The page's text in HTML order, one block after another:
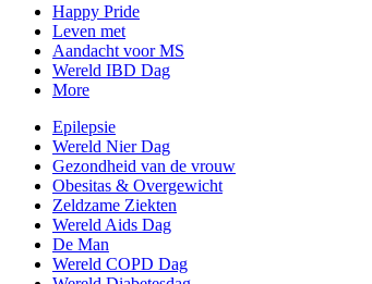
Happy Pride
Leven met
Aandacht voor MS
Wereld IBD Dag
More
Epilepsie
Wereld Nier Dag
Gezondheid van de vrouw
Obesitas & Overgewicht
Zeldzame Ziekten
Wereld Aids Dag
De Man
Wereld COPD Dag